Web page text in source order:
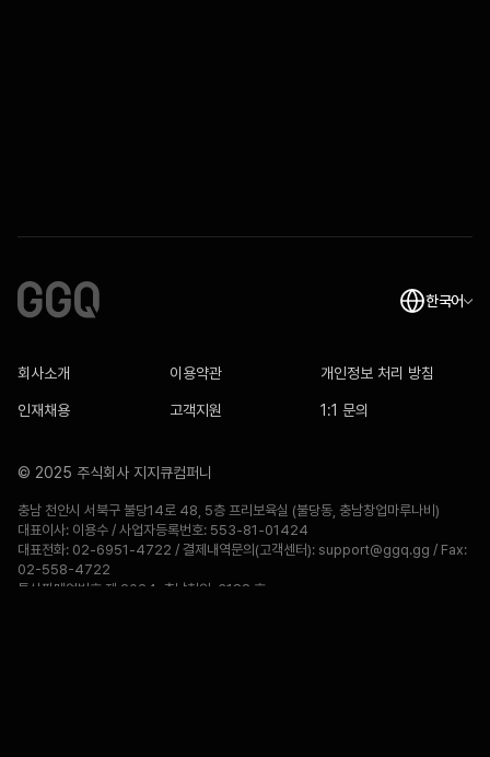
한국어
회사소개 이용약관 개인정보 처리 방침
인재채용 고객지원 1:1 문의
© 2025 주식회사 지지큐컴퍼니
충남 천안시 서북구 불당14로 48, 5층 프리보육실 (불당동, 충남창업마루나비)
대표이사: 이용수 / 사업자등록번호: 553-81-01424
대표전화: 02-6951-4722 / 결제내역문의(고객센터): support@ggq.gg / Fax:
02-558-4722
통신판매업번호:제 2024-충남천안-3188 호